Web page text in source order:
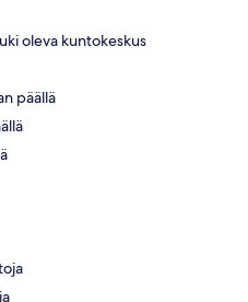
oleva kuntokeskus
päällä